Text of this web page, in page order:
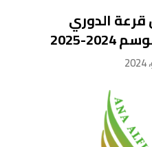
قرعة الدوري
2025